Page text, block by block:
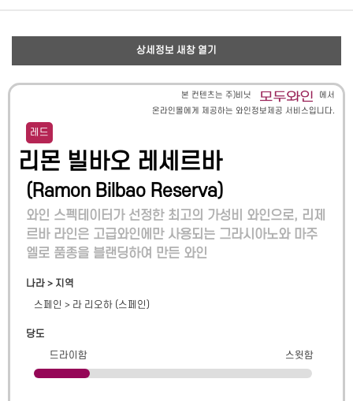
상세정보 새창 열기
본 컨텐츠는 주)비닛
에서
온라인몰에게 제공하는 와인정보제공 서비스입니다.
레드
리몬 빌바오 레세르바
(Ramon Bilbao Reserva)
와인 스펙테이터가 선정한 최고의 가성비 와인으로, 리제
르바 라인은 고급와인에만 사용되는 그라시아노와 마주
엘로 품종을 블랜딩하여 만든 와인
나라 > 지역
스페인 > 라 리오하 (스페인)
당도
드라이함
스윗함